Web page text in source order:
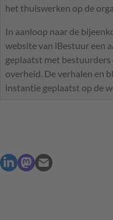
het thuiswerken op de
In aanloop naar de
website van iBestuur een
geplaatst met bestuurders
overheid. De verhalen en
instantie geplaatst op de